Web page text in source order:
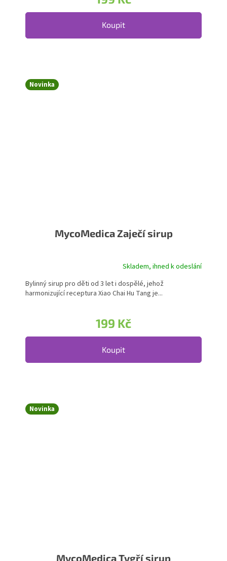
Koupit
Novinka
MycoMedica Zaječí sirup
Skladem, ihned k odeslání
199 Kč
Koupit
Bylinný sirup pro děti od 3 let i dospělé, jehož
harmonizující receptura Xiao Chai Hu Tang je...
Novinka
MycoMedica Tygří sirup